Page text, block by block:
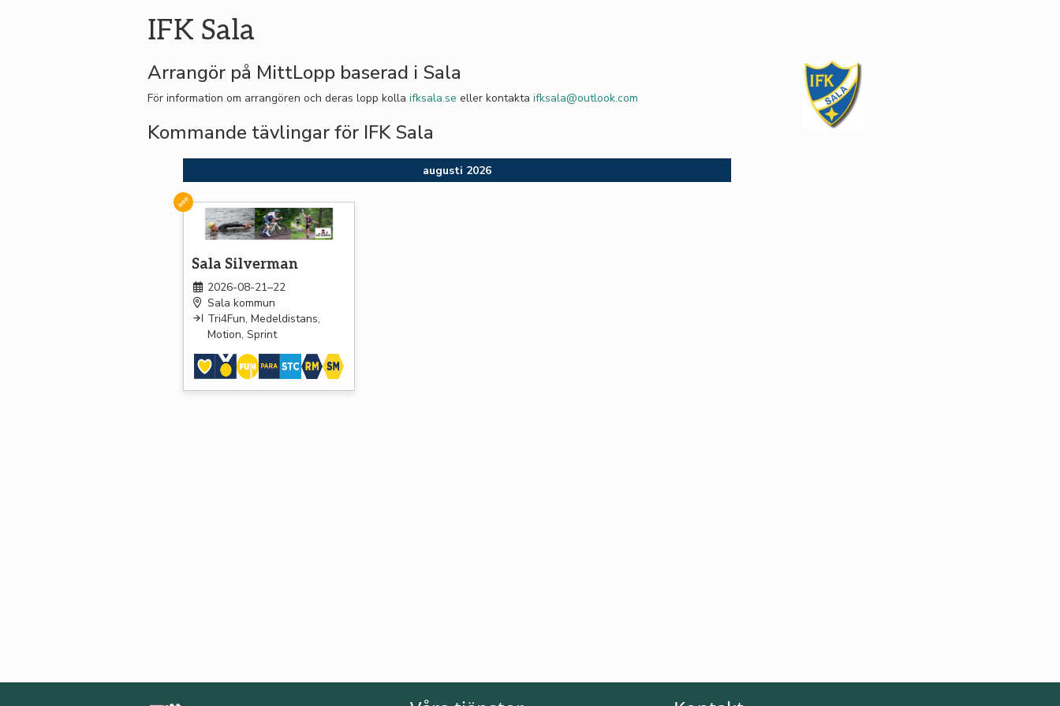
IFK Sala
Arrangör på MittLopp baserad i Sala
För information om arrangören och deras lopp kolla ifksala.se eller kontakta ifksala@outlook.com
Kommande tävlingar för IFK Sala
augusti 2026
Triathlon
Sala Silverman
2026-08-21–22
Sala kommun
Tri4Fun, Medeldistans,
Motion, Sprint